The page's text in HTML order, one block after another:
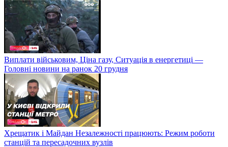
Виплати військовим, Ціна газу, Ситуація в енергетиці —
Головні новини на ранок 20 грудня
Хрещатик і Майдан Незалежності працюють: Режим роботи
станцій та пересадочних вузлів